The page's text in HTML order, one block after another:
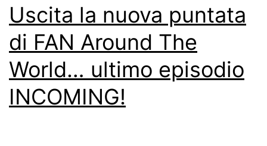
Uscita la nuova puntata
di FAN Around The
World… ultimo episodio
INCOMING!